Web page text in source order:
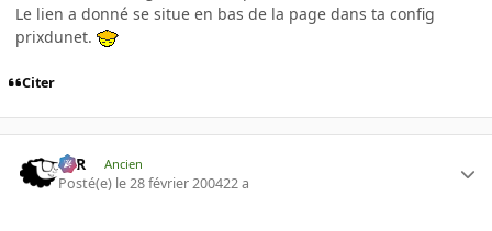
Le lien a donné se situe en bas de la page dans ta config
prixdunet.
Citer
KzR Ancien
Posté(e) le 28 février 200422 a